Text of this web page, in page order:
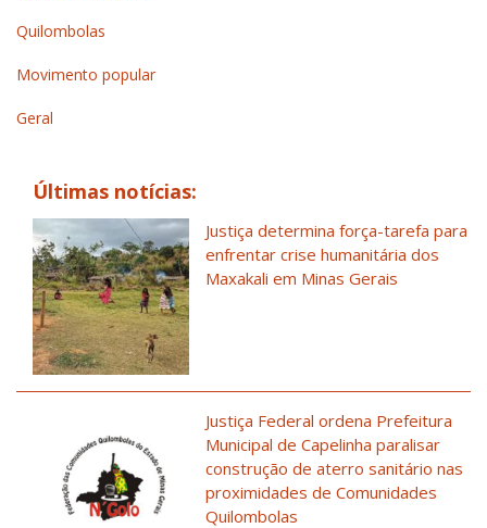
Quilombolas
Movimento popular
Geral
Últimas notícias:
Justiça determina força-tarefa para
enfrentar crise humanitária dos
Maxakali em Minas Gerais
Justiça Federal ordena Prefeitura
Municipal de Capelinha paralisar
construção de aterro sanitário nas
proximidades de Comunidades
Quilombolas